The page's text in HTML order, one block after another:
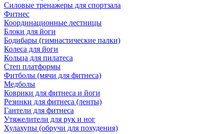
Силовые тренажеры для спортзала
Фитнес
Координационные лестницы
Блоки для йоги
Бодибары (гимнастические палки)
Колеса для йоги
Кольца для пилатеса
Степ платформы
Фитболы (мячи для фитнеса)
Медболы
Коврики для фитнеса и йоги
Резинки для фитнеса (ленты)
Гантели для фитнеса
Утяжелители для рук и ног
Хулахупы (обручи для похудения)